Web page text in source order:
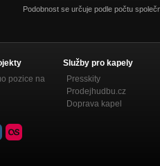
Podobnost se určuje podle počtu
pozice na
Služby pro kapely
Presskity
Prodejhudbu.cz
Doprava kapel